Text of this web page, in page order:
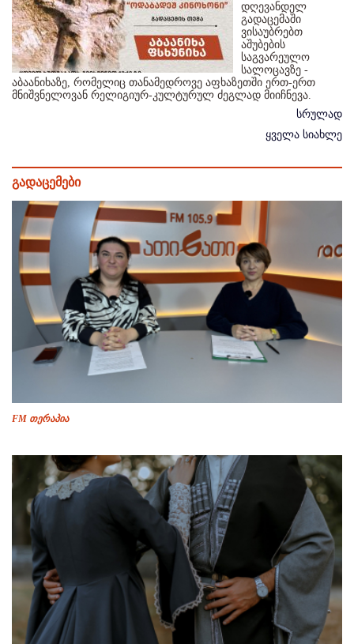
დღევანდელ
გადაცემაში
ვისაუბრებთ
აშუბების
საგვარეულო
სალოცავზე -
აბაანიხაზე, რომელიც თანამედროვე აფხაზეთში ერთ-ერთ
მნიშვნელოვან რელიგიურ-კულტურულ ძეგლად მიიჩნევა.
სრულად
ყველა სიახლე
გადაცემები
FM თერაპია